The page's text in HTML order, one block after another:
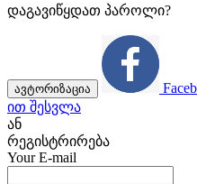
დაგავიწყდათ პაროლი?
ავტორიზაცია
ით შესვლა
ან
რეგისტრირება
Your E-mail